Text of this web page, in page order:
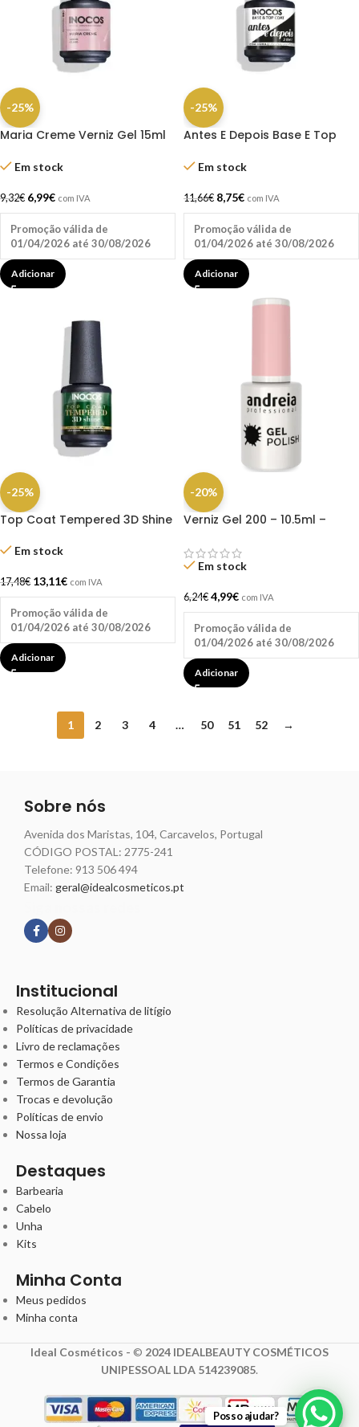
-25%
Maria Creme Verniz Gel 15ml
Em stock
9,32€ 6,99€ com IVA
Promoção válida de
01/04/2026 até 30/08/2026
Adicionar
-25%
Antes E Depois Base E Top
Em stock
11,66€ 8,75€ com IVA
Promoção válida de
01/04/2026 até 30/08/2026
Adicionar
-25%
Top Coat Tempered 3D Shine
Em stock
17,48€ 13,11€ com IVA
Promoção válida de
01/04/2026 até 30/08/2026
Adicionar
-20%
Verniz Gel 200 – 10.5ml –
Em stock
6,24€ 4,99€ com IVA
Promoção válida de
01/04/2026 até 30/08/2026
Adicionar
1 2 3 4 … 50 51 52 →
Sobre nós
Avenida dos Maristas, 104, Carcavelos, Portugal
CÓDIGO POSTAL: 2775-241
Telefone: 913 506 494
Email: geral@idealcosmeticos.pt
Institucional
Resolução Alternativa de litígio
Políticas de privacidade
Livro de reclamações
Termos e Condições
Termos de Garantia
Trocas e devolução
Políticas de envio
Nossa loja
Destaques
Barbearia
Cabelo
Unha
Kits
Minha Conta
Meus pedidos
Minha conta
Ideal Cosméticos - © 2024 IDEALBEAUTY COSMÉTICOS
UNIPESSOAL LDA 514239085.
Posso ajudar?